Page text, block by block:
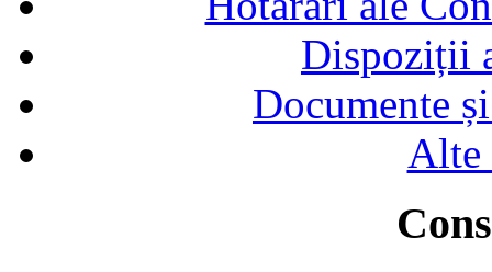
Dispoziții
Documente
Alte